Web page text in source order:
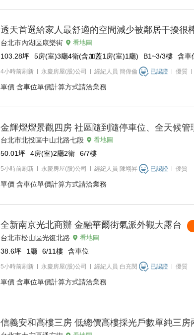
透天首選給家人最舒適的空間減少被鄰居干擾很
台北市內湖區康樂街 看地圖
103.28坪 5房(室)3廳4衛(含加蓋1房(室)1廳) B1~3/3樓 含車
4小時前刷新 永慶房屋(股)公司 經紀人員 簡偉倫 已認證 優質
單價 含車位單價計算方式請洽業務
金輝熠熠景觀四房 社區隨到隨停車位、全天候管
台北市北投區中山北路七段 看地圖
50.01坪 4房(室)2廳2衛 6/7樓
5小時前刷新 永慶房屋(股)公司 經紀人員 陳翊昇 已認證 優質
單價 含車位單價計算方式請洽業務
全新南京光北商辦 金融華爾街氣派外觀大露台
台北市松山區光復北路 看地圖
38.6坪 1廳 6/11樓 含車位
5小時前刷新 永慶房屋(股)公司 經紀人員 白充閔 已認證 優質
單價 含車位單價計算方式請洽業務
信義安和高樓三房 低總價高樓採光戶數單純三房